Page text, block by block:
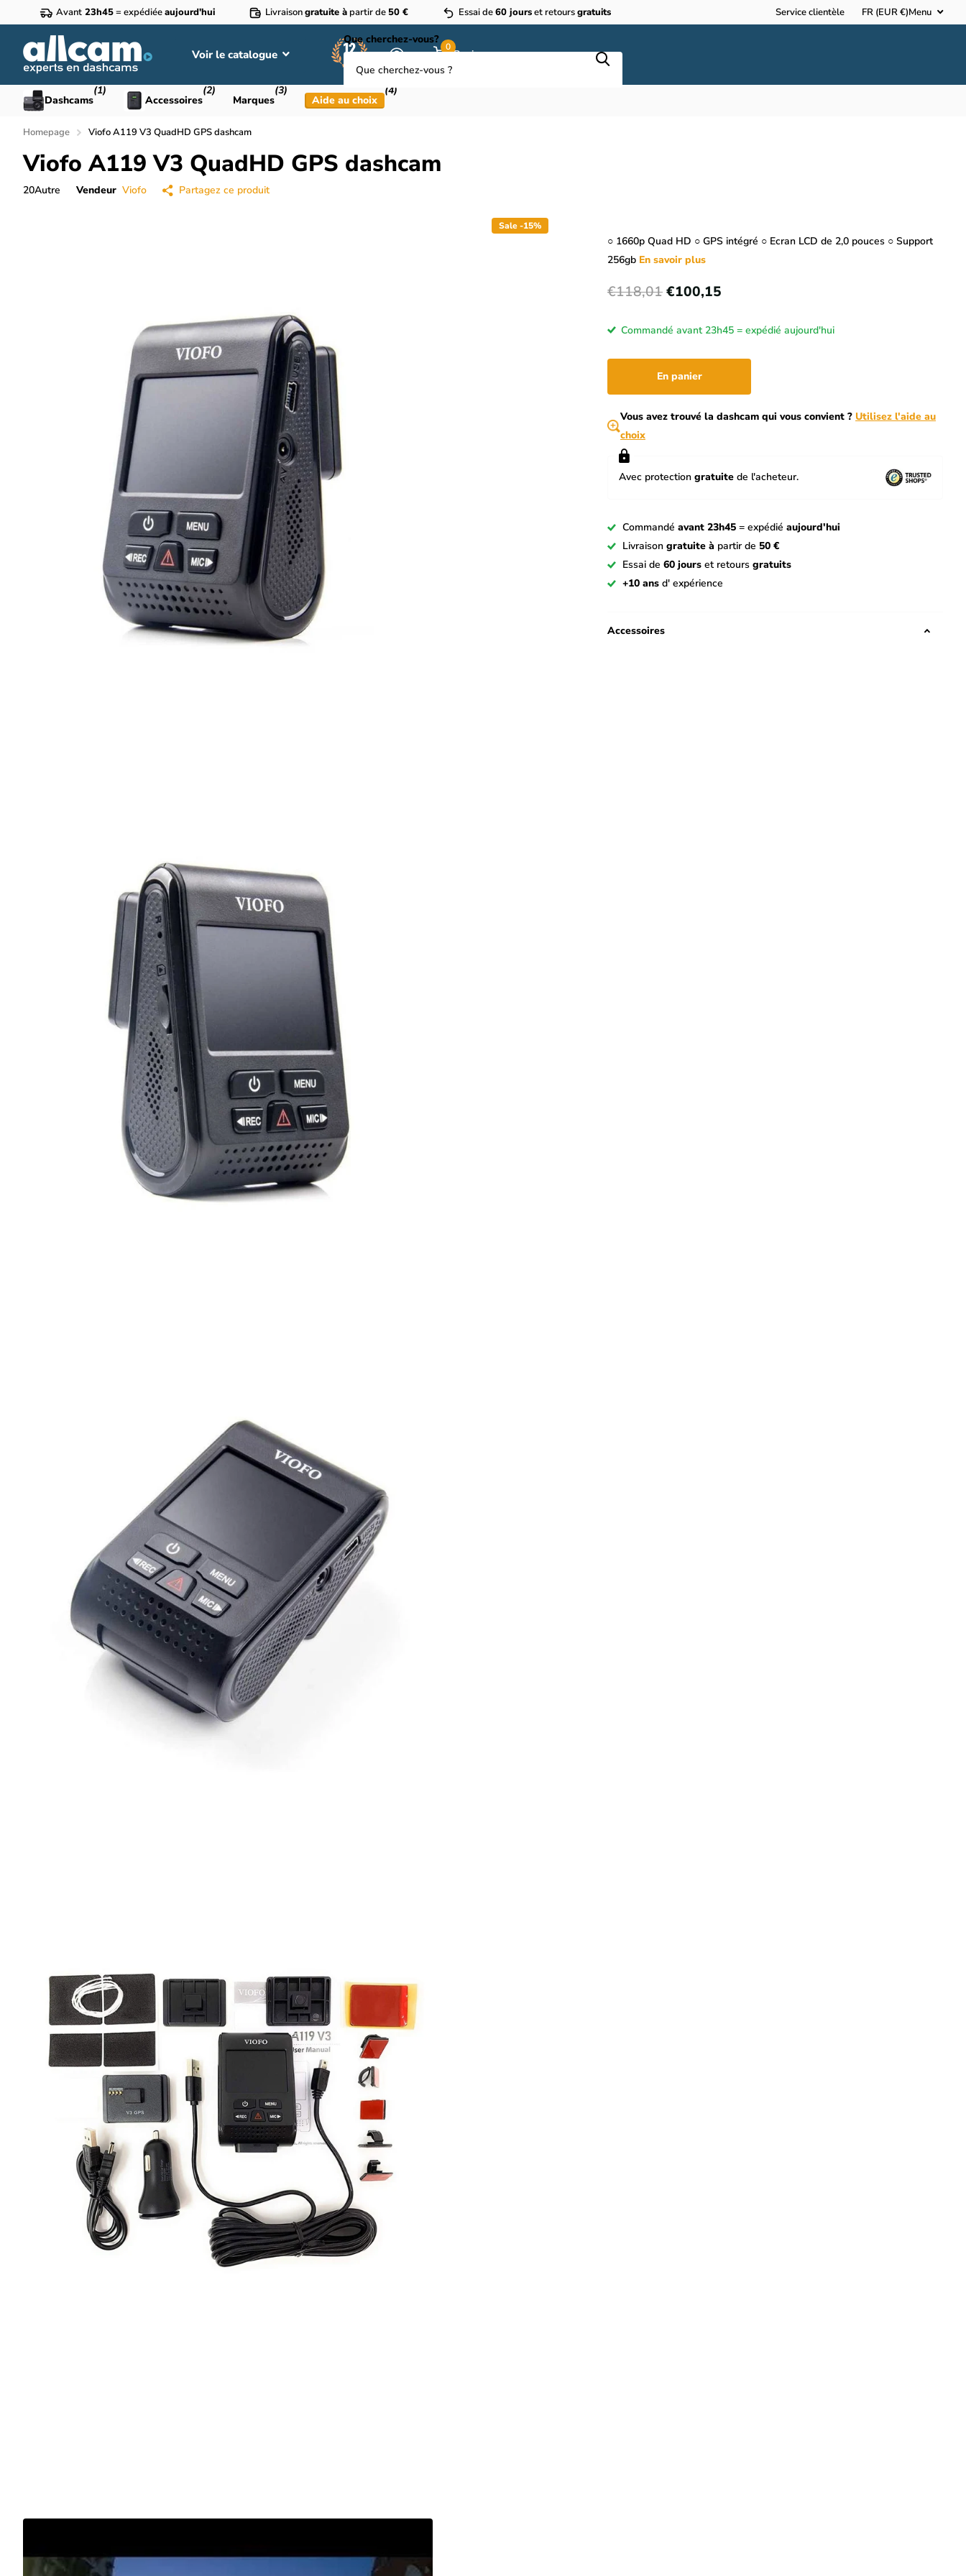
Avant 23h45= expédiéeaujourd'hui Livraisongratuite à partir de 50 € Essai de60 jourset retoursgratuits Service clientèle FR (EUR €)Menu
Voir le catalogue
Que cherchez-vous?
0
Panier
Dashcams
(1)
Accessoires
(2)
Marques
(3)
Aide au choix
(4)
Homepage Viofo A119 V3 QuadHD GPS dashcam
Viofo A119 V3 QuadHD GPS dashcam
20Autre Vendeur Viofo Partagez ce produit
Sale -15%
○ 1660p Quad HD ○ GPS intégré ○ Ecran LCD de 2,0 pouces ○ Support
256gb En savoir plus
€118,01€100,15
Commandé avant 23h45 = expédié aujourd'hui
En panier
Vous avez trouvé la dashcam qui vous convient ? Utilisez l'aide au
choix
Avec protection gratuite de l'acheteur.
Commandé avant 23h45 = expédié aujourd'hui
Livraison gratuite à partir de 50 €
Essai de 60 jours et retours gratuits
+10 ans d' expérience
Accessoires